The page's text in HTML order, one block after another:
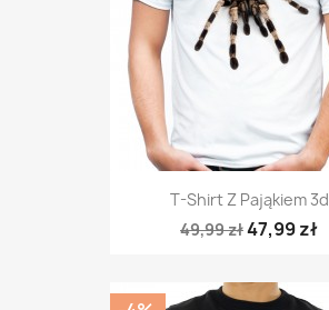
T-Shirt Z Pająkiem 3d
49,99 zł47,99 zł